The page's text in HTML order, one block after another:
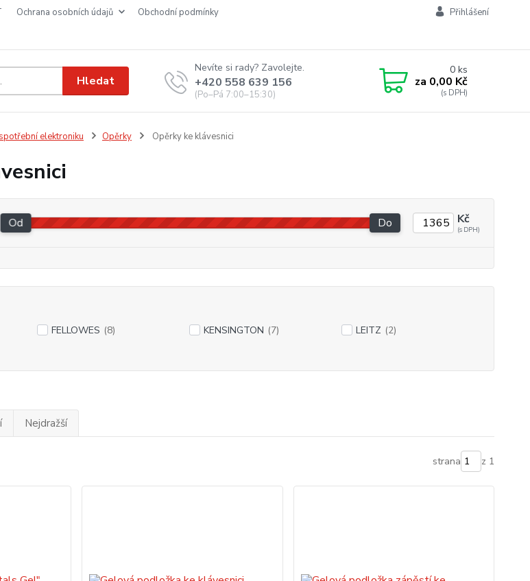
ochrana osobních údajů
obchodní podmínky
Přihlášení
Hledat
Nevíte si rady? Zavolejte.
+420 558 639 156
(Po–Pá 7:00–15:30)
0ks
za 0,00 Kč
elektroniku Opěrky Opěrky ke klávesnici
Od Do Kč
FELLOWES (8) KENSINGTON (7) LEITZ (2)
Nejdražší
strana z 1